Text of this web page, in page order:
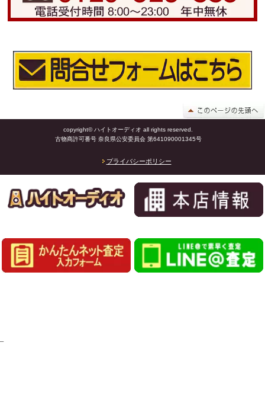
copyright© ハイトオーディオ all rights reserved.
古物商許可番号 奈良県公安委員会 第641090001345号
プライバシーポリシー